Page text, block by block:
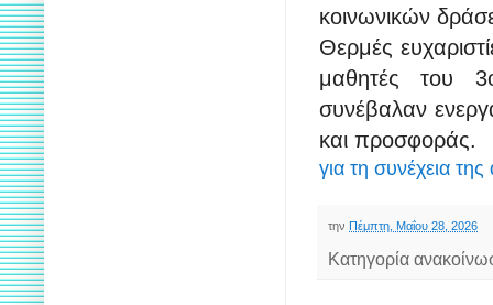
κοινωνικών
Θερμές
μαθητές του
συνέβαλαν
και προσφοράς.
για τη συνέχεια
την Πέμπτη, Μαΐου 28, 2026
Κατηγορία